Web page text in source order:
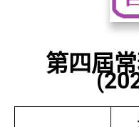
第四屆